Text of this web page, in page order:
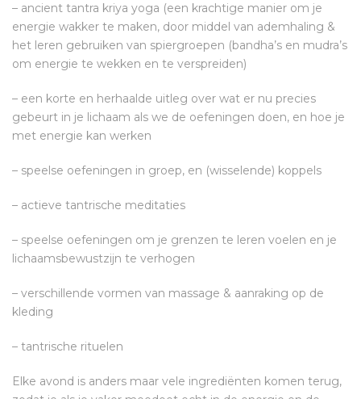
– ancient tantra kriya yoga (een krachtige manier om je
energie wakker te maken, door middel van ademhaling &
het leren gebruiken van spiergroepen (bandha’s en mudra’s
om energie te wekken en te verspreiden)
– een korte en herhaalde uitleg over wat er nu precies
gebeurt in je lichaam als we de oefeningen doen, en hoe je
met energie kan werken
– speelse oefeningen in groep, en (wisselende) koppels
– actieve tantrische meditaties
– speelse oefeningen om je grenzen te leren voelen en je
lichaamsbewustzijn te verhogen
– verschillende vormen van massage & aanraking op de
kleding
– tantrische rituelen
Elke avond is anders maar vele ingrediënten komen terug,